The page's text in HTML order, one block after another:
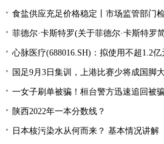
食盐供应充足价格稳定丨市场监管部门检查
菲德尔·卡斯特罗(关于菲德尔·卡斯特罗
心脉医疗(688016.SH)：拟使用不超1.2亿元暂
国足9月3日集训，上港比赛少将成国脚
一女子刷单被骗！桓台警方迅速追回被
陕西2022年一本分数线？
日本核污染水从何而来？ 基本情况讲解